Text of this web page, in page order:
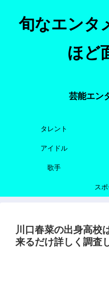
旬なエンタ
ほど
芸能エン
タレント
アイドル
歌手
ス
川口春菜の出身高校
来るだけ詳しく調査